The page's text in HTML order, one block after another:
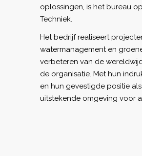
oplossingen, is het bureau
Techniek.
Het bedrijf realiseert
watermanagement en
verbeteren van de
de organisatie. Met hun
en hun gevestigde positie
uitstekende omgeving voor